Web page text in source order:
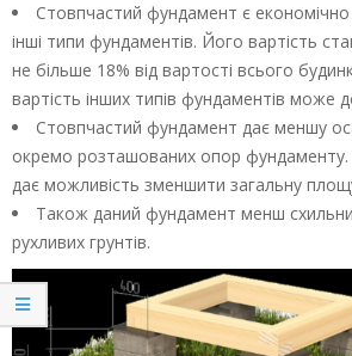
Стовпчастий фундамент є економічно
інші типи фундаментів. Його вартість
не більше 18% від вартості всього
вартість інших типів фундаментів може
Стовпчастий фундамент дає меншу
окремо розташованих опор
дає можливість зменшити загальну
Також даний фундамент менш
рухливих грунтів.